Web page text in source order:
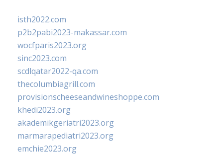
isth2022.com
p2b2pabi2023-makassar.com
wocfparis2023.org
sinc2023.com
scdlqatar2022-qa.com
thecolumbiagrill.com
provisionscheeseandwineshoppe.com
khedi2023.org
akademikgeriatri2023.org
marmarapediatri2023.org
emchie2023.org